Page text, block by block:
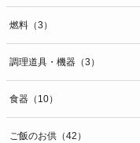
燃料（3）
調理道具・機器（3）
食器（10）
ご飯のお供（42）